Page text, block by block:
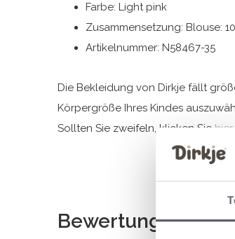
Farbe: Light pink
Zusammensetzung: Blouse:
Artikelnummer: N58467-35
Die Bekleidung von Dirkje fällt
Körpergröße Ihres Kindes
Sollten Sie zweifeln, klicken Sie hier
Bewertungen